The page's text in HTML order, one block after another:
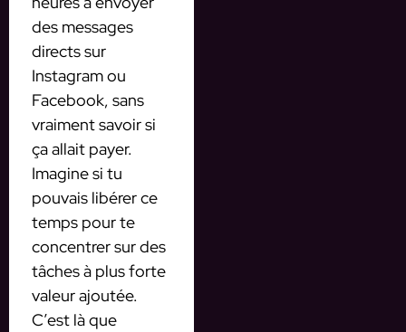
des messages
directs sur
Instagram ou
Facebook, sans
vraiment savoir si
ça allait payer.
Imagine si tu
pouvais libérer ce
temps pour te
concentrer sur des
tâches à plus forte
valeur ajoutée.
C’est là que